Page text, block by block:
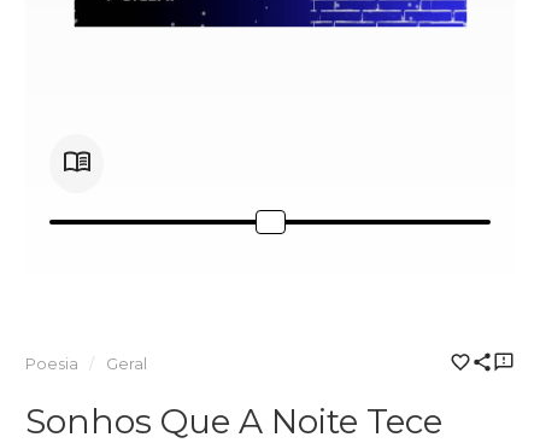
Poesia Geral
Sonhos Que A Noite Tece